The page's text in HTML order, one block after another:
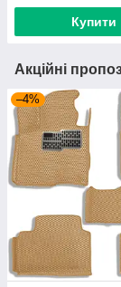
Купити
Акційні
–4%